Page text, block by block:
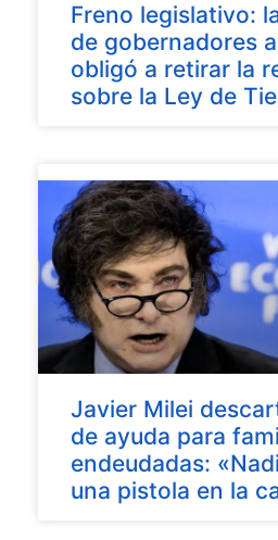
Freno legislativo:
de gobernadores
obligó a retirar la
sobre la Ley de
Javier Milei
de ayuda para
endeudadas:
una pistola en la